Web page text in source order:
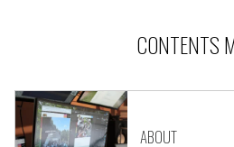
CONTENTS
ABOUT